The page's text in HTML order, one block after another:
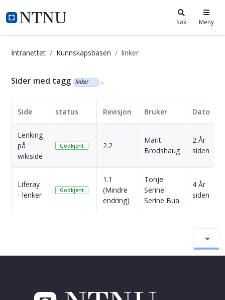
i.ntnu.no Søk Meny
Intranettet Kunnskapsbasen linker
Kunnskapsbasen
Sider med tagg linker .
Side status Revisjon Bruker Dato
Lenking
på
wikiside
Godkjent 2.2
Marit
Brodshaug
2 År
siden
Liferay
- lenker
Godkjent
1.1
(Mindre
endring)
Tonje
Serine
Serine Bua
4 År
siden